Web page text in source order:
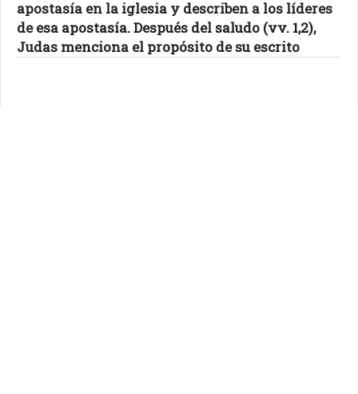
apostasía en la iglesia y describen a los líderes
de esa apostasía. Después del saludo (vv. 1,2),
Judas menciona el propósito de su escrito